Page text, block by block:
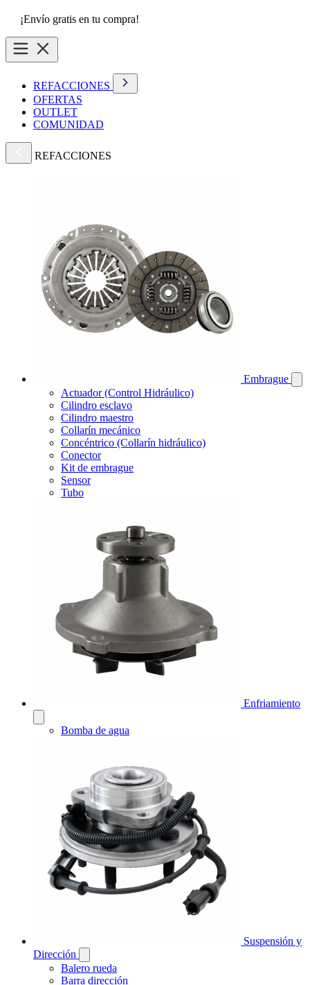
¡Envío gratis en tu compra!
REFACCIONES
OFERTAS
OUTLET
COMUNIDAD
REFACCIONES
Embrague
Actuador (Control Hidráulico)
Cilindro esclavo
Cilindro maestro
Collarín mecánico
Concéntrico (Collarín hidráulico)
Conector
Kit de embrague
Sensor
Tubo
Enfriamiento
Bomba de agua
Suspensión y
Dirección
Balero rueda
Barra dirección